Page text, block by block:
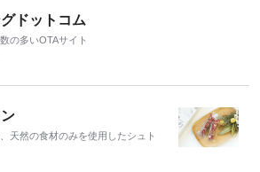
ドットコム
の多いOTAサイト
天然の⾷材のみを使⽤したシュト